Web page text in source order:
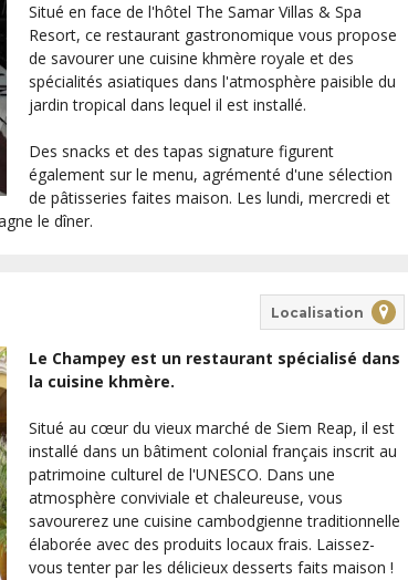
Situé en face de l'hôtel The Samar Villas & Spa
Resort, ce restaurant gastronomique vous propose
de savourer une cuisine khmère royale et des
spécialités asiatiques dans l'atmosphère paisible du
jardin tropical dans lequel il est installé.
Des snacks et des tapas signature figurent
également sur le menu, agrémenté d'une sélection
de pâtisseries faites maison. Les lundi, mercredi et
le dîner.
Localisation
Le Champey est un restaurant spécialisé dans
la cuisine khmère.
Situé au cœur du vieux marché de Siem Reap, il est
installé dans un bâtiment colonial français inscrit au
patrimoine culturel de l'UNESCO. Dans une
atmosphère conviviale et chaleureuse, vous
savourerez une cuisine cambodgienne traditionnelle
élaborée avec des produits locaux frais. Laissez-
vous tenter par les délicieux desserts faits maison !